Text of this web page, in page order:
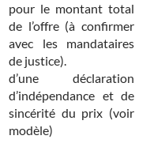
pour le montant total
de l’offre (à confirmer
avec les mandataires
de justice).
d’une déclaration
d’indépendance et de
sincérité du prix (voir
modèle)